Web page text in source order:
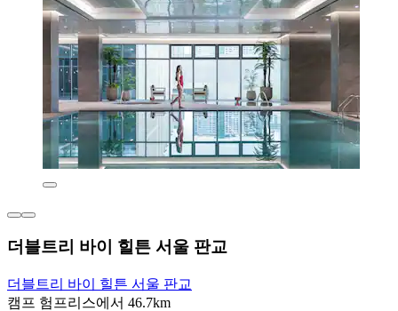
더블트리 바이 힐튼 서울 판교
더블트리 바이 힐튼 서울 판교
캠프 험프리스에서 46.7km